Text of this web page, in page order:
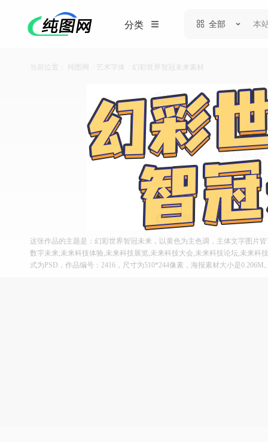
分类 全部
当前位置： 纯图网 艺术字体 幻彩世界智冠未来素材
这张作品的主题是：幻彩世界智冠未来，以黄色为主色调，主体文字图片
数字未来,未来科技体验,未来科技展览,未来科技大会,未来科技论坛,未来科
式为PSD，作品编号：2416，尺寸为510*244像素，海报素材大小是